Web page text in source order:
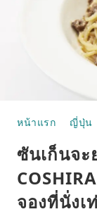
หน้าแรก ญี่ปุ่น
ซันเก็นจะ
จองที่นั่งเ